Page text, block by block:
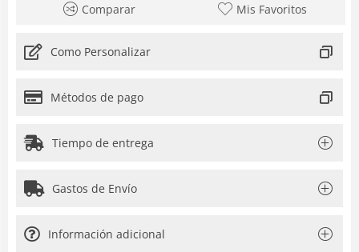
Comparar Mis Favoritos
Como Personalizar
Métodos de pago
Tiempo de entrega
Gastos de Envío
Información adicional